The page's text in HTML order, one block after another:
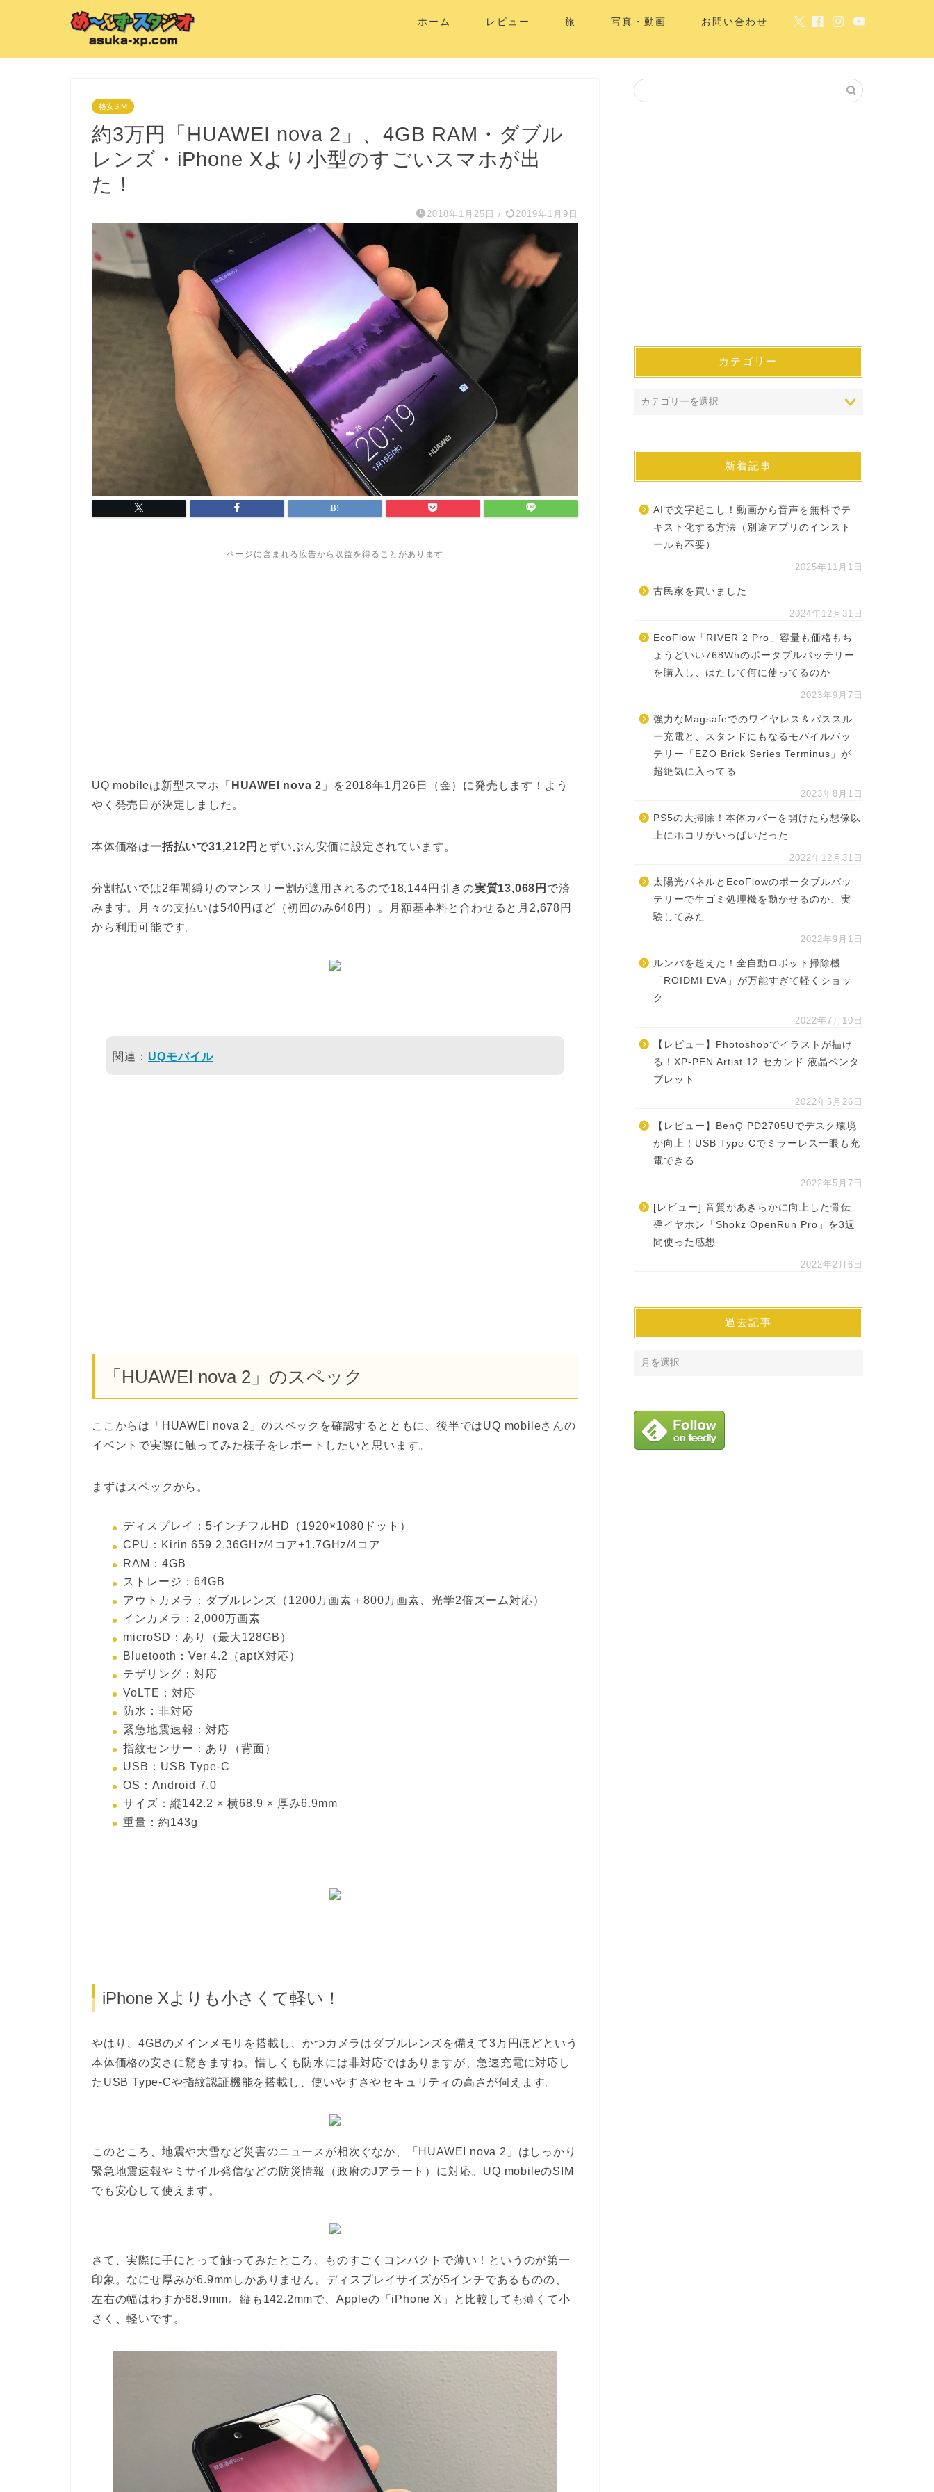
ホーム レビュー 旅 写真・動画 お問い合わせ
格安SIM
約3万円「HUAWEI nova 2」、4GB RAM・ダブル
レンズ・iPhone Xより小型のすごいスマホが出
た！
2018年1月25日 / 2019年1月9日
ページに含まれる広告から収益を得ることがあります
UQ mobileは新型スマホ「 HUAWEI nova 2 」を2018年1月26日（金）に発売します！よう
やく発売日が決定しました。
本体価格は一括払いで31,212円 とずいぶん安価に設定されています。
分割払いでは2年間縛りのマンスリー割が適用されるので18,144円引きの実質13,068円 で済
みます。月々の支払いは540円ほど（初回のみ648円）。月額基本料と合わせると月2,678円
から利用可能です。
関連： UQモバイル
「HUAWEI nova 2」のスペック
ここからは「HUAWEI nova 2」のスペックを確認するとともに、後半ではUQ mobileさんの
イベントで実際に触ってみた様子をレポートしたいと思います。
まずはスペックから。
ディスプレイ：5インチフルHD（1920×1080ドット）
CPU：Kirin 659 2.36GHz/4コア+1.7GHz/4コア
RAM：4GB
ストレージ：64GB
アウトカメラ：ダブルレンズ（1200万画素＋800万画素、光学2倍ズーム対応）
インカメラ：2,000万画素
microSD：あり（最大128GB）
Bluetooth：Ver 4.2（aptX対応）
テザリング：対応
VoLTE：対応
防水：非対応
緊急地震速報：対応
指紋センサー：あり（背面）
USB：USB Type-C
OS：Android 7.0
サイズ：縦142.2 × 横68.9 × 厚み6.9mm
重量：約143g
iPhone Xよりも小さくて軽い！
やはり、4GBのメインメモリを搭載し、かつカメラはダブルレンズを備えて3万円ほどという
本体価格の安さに驚きますね。惜しくも防水には非対応ではありますが、急速充電に対応し
たUSB Type-Cや指紋認証機能を搭載し、使いやすさやセキュリティの高さが伺えます。
このところ、地震や大雪など災害のニュースが相次ぐなか、「HUAWEI nova 2」はしっかり
緊急地震速報やミサイル発信などの防災情報（政府のJアラート）に対応。UQ mobileのSIM
でも安心して使えます。
さて、実際に手にとって触ってみたところ、ものすごくコンパクトで薄い！というのが第一
印象。なにせ厚みが6.9mmしかありません。ディスプレイサイズが5インチであるものの、
左右の幅はわすか68.9mm。縦も142.2mmで、Appleの「iPhone X」と比較しても薄くて小
さく、軽いです。
カテゴリー
新着記事
AIで文字起こし！動画から音声を無料でテ
キスト化する方法（別途アプリのインスト
ールも不要）
2025年11月1日
古民家を買いました
2024年12月31日
EcoFlow「RIVER 2 Pro」容量も価格もち
ょうどいい768Whのポータブルバッテリー
を購入し、はたして何に使ってるのか
2023年9月7日
強力なMagsafeでのワイヤレス＆パススル
ー充電と、スタンドにもなるモバイルバッ
テリー「EZO Brick Series Terminus」が
超絶気に入ってる
2023年8月1日
PS5の大掃除！本体カバーを開けたら想像以
上にホコリがいっぱいだった
2022年12月31日
太陽光パネルとEcoFlowのポータブルバッ
テリーで生ゴミ処理機を動かせるのか、実
験してみた
2022年9月1日
ルンバを超えた！全自動ロボット掃除機
「ROIDMI EVA」が万能すぎて軽くショッ
ク
2022年7月10日
【レビュー】Photoshopでイラストが描け
る！XP-PEN Artist 12 セカンド 液晶ペンタ
ブレット
2022年5月26日
【レビュー】BenQ PD2705Uでデスク環境
が向上！USB Type-Cでミラーレス一眼も充
電できる
2022年5月7日
[レビュー] 音質があきらかに向上した骨伝
導イヤホン「Shokz OpenRun Pro」を3週
間使った感想
2022年2月6日
過去記事